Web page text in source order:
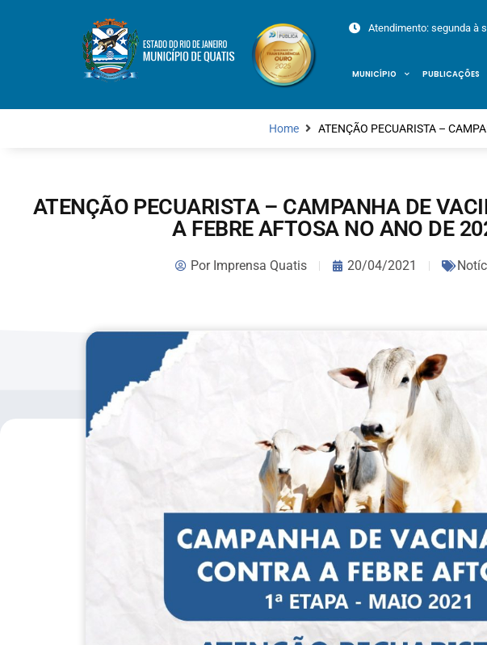
Atendimento: segunda à
MUNICÍPIO PUBLICAÇÕES
Home ATENÇÃO PECUARISTA –
ATENÇÃO PECUARISTA – CAMPANHA DE
A FEBRE AFTOSA NO ANO DE
PorImprensa Quatis 20/04/2021